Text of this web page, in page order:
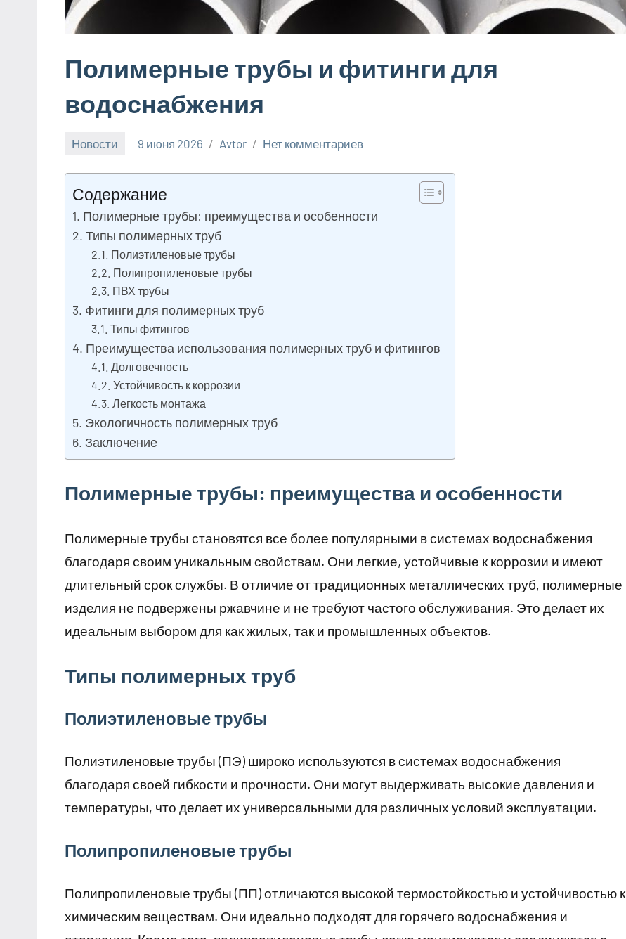
Полимерные трубы и фитинги для
водоснабжения
Новости 9 июня 2026 Avtor Нет комментариев
Содержание
Полимерные трубы: преимущества и особенности
Типы полимерных труб
Полиэтиленовые трубы
Полипропиленовые трубы
ПВХ трубы
Фитинги для полимерных труб
Типы фитингов
Преимущества использования полимерных труб и фитингов
Долговечность
Устойчивость к коррозии
Легкость монтажа
Экологичность полимерных труб
Заключение
Полимерные трубы: преимущества и особенности
Полимерные трубы становятся все более популярными в системах водоснабжения
благодаря своим уникальным свойствам. Они легкие, устойчивые к коррозии и имеют
длительный срок службы. В отличие от традиционных металлических труб, полимерные
изделия не подвержены ржавчине и не требуют частого обслуживания. Это делает их
идеальным выбором для как жилых, так и промышленных объектов.
Типы полимерных труб
Полиэтиленовые трубы
Полиэтиленовые трубы (ПЭ) широко используются в системах водоснабжения
благодаря своей гибкости и прочности. Они могут выдерживать высокие давления и
температуры, что делает их универсальными для различных условий эксплуатации.
Полипропиленовые трубы
Полипропиленовые трубы (ПП) отличаются высокой термостойкостью и устойчивостью к
химическим веществам. Они идеально подходят для горячего водоснабжения и